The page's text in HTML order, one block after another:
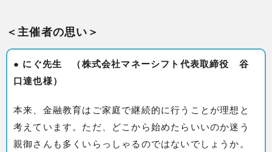
＜主催者の思い＞
● にぐ先生 （株式会社マネーシフト代表取締役 谷
口達也様）
本来、金融教育はご家庭で継続的に行うことが理想と
考えています。ただ、どこから始めたらいいのか迷う
親御さんも多くいらっしゃるのではないでしょうか。